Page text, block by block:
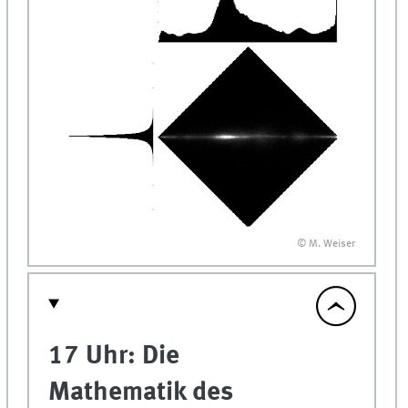
© M. Weiser
17 Uhr: Die
Mathematik des